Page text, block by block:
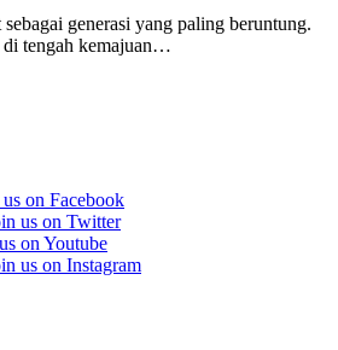
generasi yang paling beruntung.
tengah kemajuan…
on Facebook
us on Twitter
on Youtube
us on Instagram